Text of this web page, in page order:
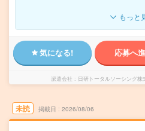
もっと
気になる! 応募へ
派遣会社 日研トータルソーシング
未読 掲載日 2026/08/06